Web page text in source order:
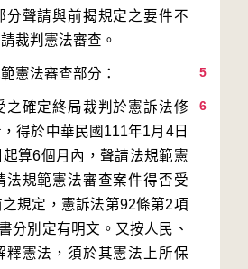
分聲請與前揭規定之要件不
5
6
之確定終局裁判於憲訴法修
得於中華民國111年1月4日
算6個月內，聲請法規範憲
法規範憲法審查案件得否受
規定，憲訴法第92條第2項
分別定有明文。又按人民、
釋憲法，須於其憲法上所保